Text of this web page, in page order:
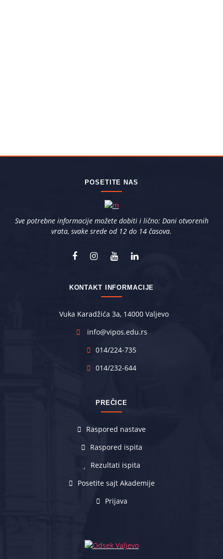
POSETITE NAS
Sve potrebne informacije možete dobiti i lično: Dani otvorenih
vrata, svake srede od 12 do 14 časova.
KONTAKT INFORMACIJE
Vuka Karadžića 3a, 14000 Valjevo
info@vipos.edu.rs
014/224-735
014/232-644
PREČICE
Raspored nastave
Raspored ispita
Rezultati ispita
Posetite sajt Akademije
Prijava